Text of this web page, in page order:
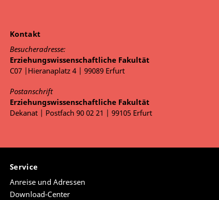
Kontakt
Besucheradresse:
Erziehungswissenschaftliche Fakultät
C07 |Hieranaplatz 4 | 99089 Erfurt
Postanschrift
Erziehungswissenschaftliche Fakultät
Dekanat | Postfach 90 02 21 | 99105 Erfurt
Service
Anreise und Adressen
Download-Center